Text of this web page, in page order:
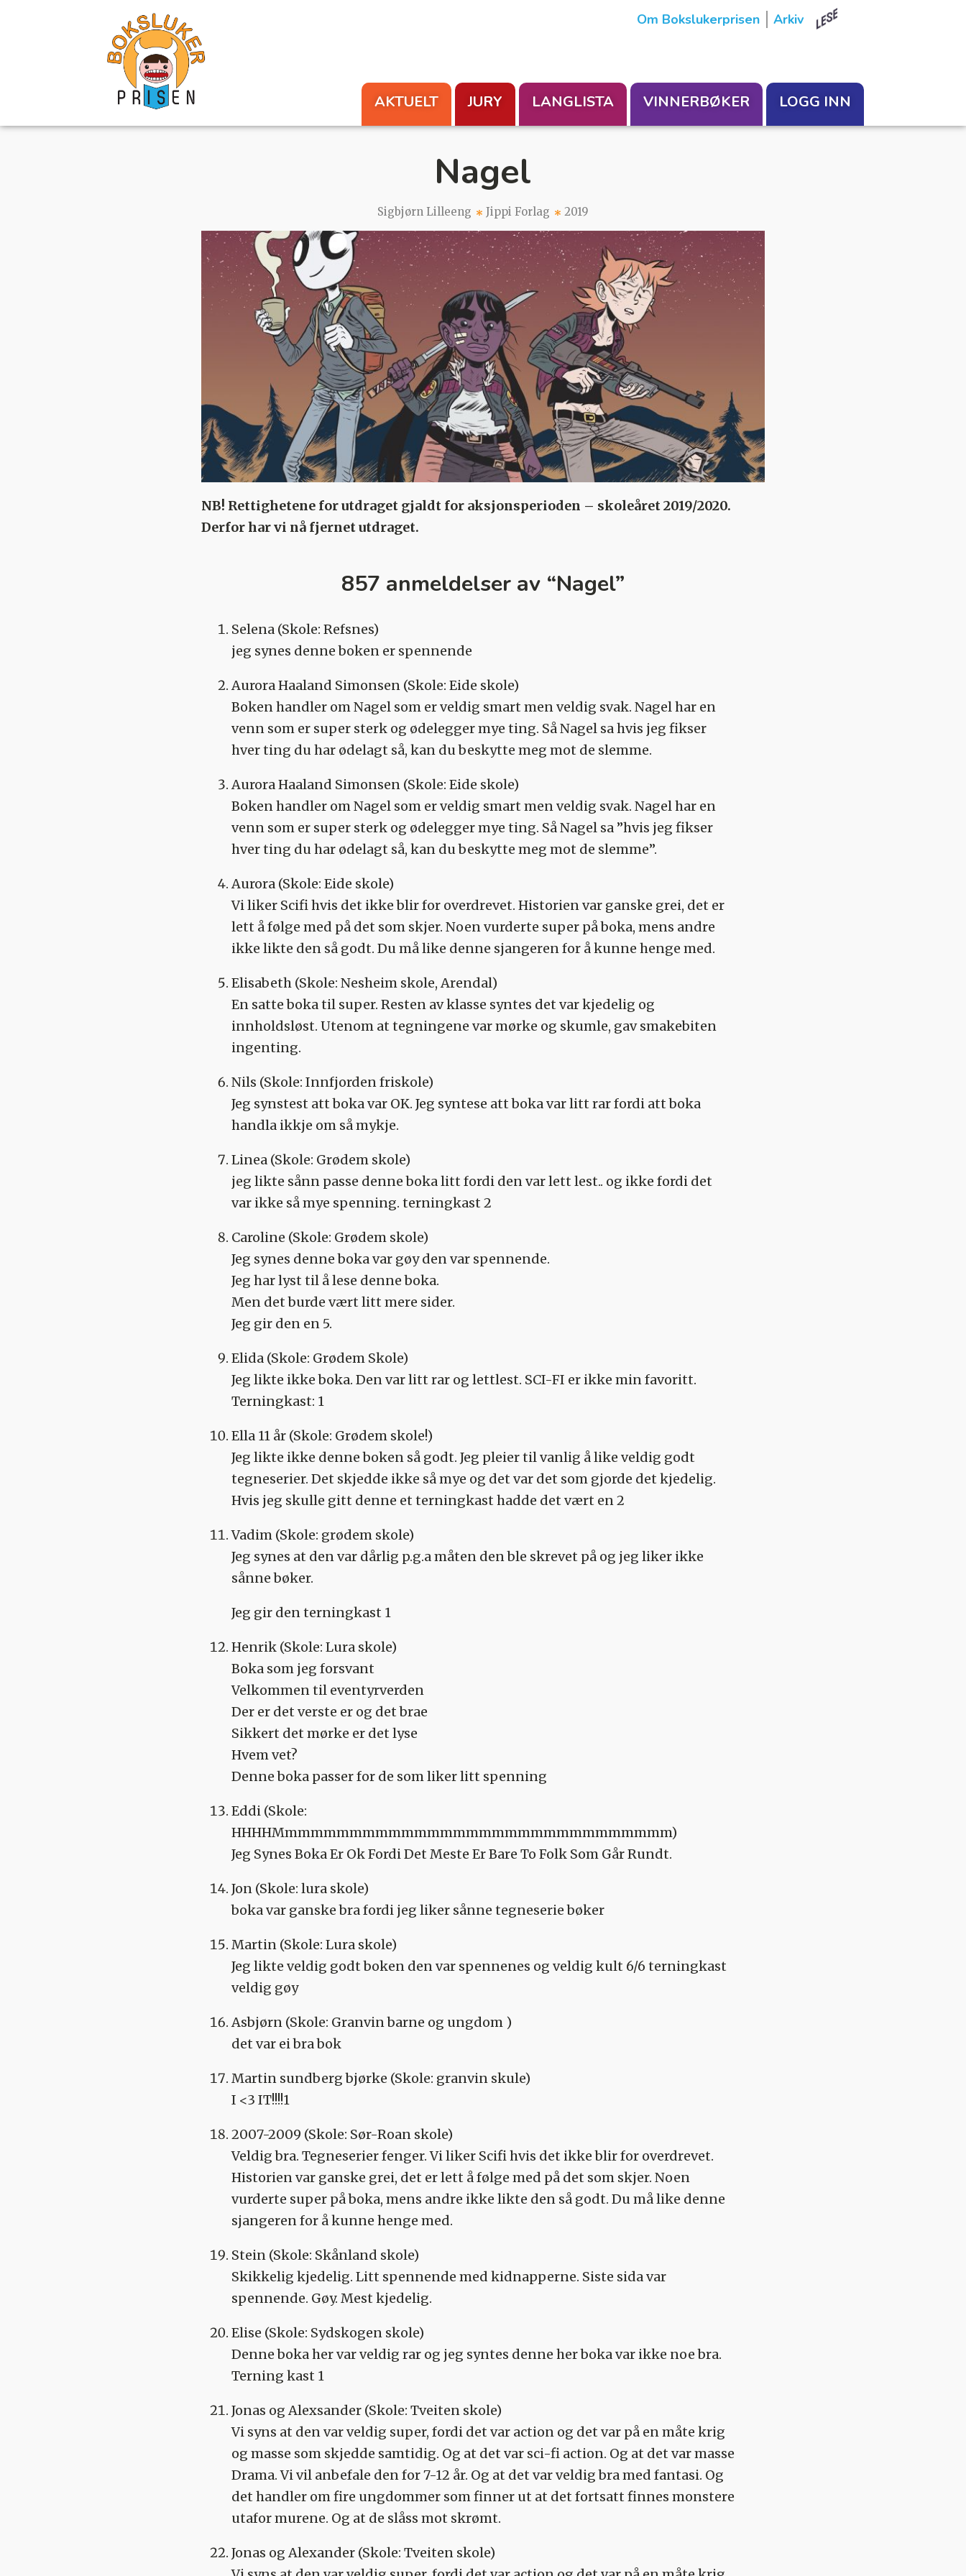
Om Bokslukerprisen Arkiv
AKTUELT JURY LANGLISTA VINNERBØKER LOGG INN
Nagel
Sigbjørn Lilleeng Jippi Forlag 2019
NB! Rettighetene for utdraget gjaldt for aksjonsperioden – skoleåret 2019/2020.
Derfor har vi nå fjernet utdraget.
857 anmeldelser av “Nagel”
Selena (Skole: Refsnes)
jeg synes denne boken er spennende
Aurora Haaland Simonsen (Skole: Eide skole)
Boken handler om Nagel som er veldig smart men veldig svak. Nagel har en
venn som er super sterk og ødelegger mye ting. Så Nagel sa hvis jeg fikser
hver ting du har ødelagt så, kan du beskytte meg mot de slemme.
Aurora Haaland Simonsen (Skole: Eide skole)
Boken handler om Nagel som er veldig smart men veldig svak. Nagel har en
venn som er super sterk og ødelegger mye ting. Så Nagel sa ”hvis jeg fikser
hver ting du har ødelagt så, kan du beskytte meg mot de slemme”.
Aurora (Skole: Eide skole)
Vi liker Scifi hvis det ikke blir for overdrevet. Historien var ganske grei, det er
lett å følge med på det som skjer. Noen vurderte super på boka, mens andre
ikke likte den så godt. Du må like denne sjangeren for å kunne henge med.
Elisabeth (Skole: Nesheim skole, Arendal)
En satte boka til super. Resten av klasse syntes det var kjedelig og
innholdsløst. Utenom at tegningene var mørke og skumle, gav smakebiten
ingenting.
Nils (Skole: Innfjorden friskole)
Jeg synstest att boka var OK. Jeg syntese att boka var litt rar fordi att boka
handla ikkje om så mykje.
Linea (Skole: Grødem skole)
jeg likte sånn passe denne boka litt fordi den var lett lest.. og ikke fordi det
var ikke så mye spenning. terningkast 2
Caroline (Skole: Grødem skole)
Jeg synes denne boka var gøy den var spennende.
Jeg har lyst til å lese denne boka.
Men det burde vært litt mere sider.
Jeg gir den en 5.
Elida (Skole: Grødem Skole)
Jeg likte ikke boka. Den var litt rar og lettlest. SCI-FI er ikke min favoritt.
Terningkast: 1
Ella 11 år (Skole: Grødem skole!)
Jeg likte ikke denne boken så godt. Jeg pleier til vanlig å like veldig godt
tegneserier. Det skjedde ikke så mye og det var det som gjorde det kjedelig.
Hvis jeg skulle gitt denne et terningkast hadde det vært en 2
Vadim (Skole: grødem skole)
Jeg synes at den var dårlig p.g.a måten den ble skrevet på og jeg liker ikke
sånne bøker.
Jeg gir den terningkast 1
Henrik (Skole: Lura skole)
Boka som jeg forsvant
Velkommen til eventyrverden
Der er det verste er og det brae
Sikkert det mørke er det lyse
Hvem vet?
Denne boka passer for de som liker litt spenning
Eddi (Skole:
HHHHMmmmmmmmmmmmmmmmmmmmmmmmmmmmmmm)
Jeg Synes Boka Er Ok Fordi Det Meste Er Bare To Folk Som Går Rundt.
Jon (Skole: lura skole)
boka var ganske bra fordi jeg liker sånne tegneserie bøker
Martin (Skole: Lura skole)
Jeg likte veldig godt boken den var spennenes og veldig kult 6/6 terningkast
veldig gøy
Asbjørn (Skole: Granvin barne og ungdom )
det var ei bra bok
Martin sundberg bjørke (Skole: granvin skule)
I <3 IT!!!!1
2007-2009 (Skole: Sør-Roan skole)
Veldig bra. Tegneserier fenger. Vi liker Scifi hvis det ikke blir for overdrevet.
Historien var ganske grei, det er lett å følge med på det som skjer. Noen
vurderte super på boka, mens andre ikke likte den så godt. Du må like denne
sjangeren for å kunne henge med.
Stein (Skole: Skånland skole)
Skikkelig kjedelig. Litt spennende med kidnapperne. Siste sida var
spennende. Gøy. Mest kjedelig.
Elise (Skole: Sydskogen skole)
Denne boka her var veldig rar og jeg syntes denne her boka var ikke noe bra.
Terning kast 1
Jonas og Alexsander (Skole: Tveiten skole)
Vi syns at den var veldig super, fordi det var action og det var på en måte krig
og masse som skjedde samtidig. Og at det var sci-fi action. Og at det var masse
Drama. Vi vil anbefale den for 7-12 år. Og at det var veldig bra med fantasi. Og
det handler om fire ungdommer som finner ut at det fortsatt finnes monstere
utafor murene. Og at de slåss mot skrømt.
Jonas og Alexander (Skole: Tveiten skole)